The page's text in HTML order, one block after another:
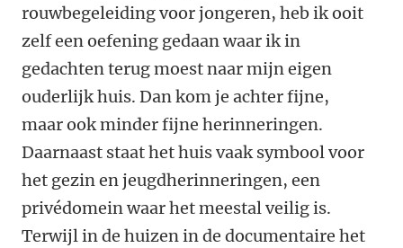
rouwbegeleiding voor jongeren, heb ik ooit
zelf een oefening gedaan waar ik in
gedachten terug moest naar mijn eigen
ouderlijk huis. Dan kom je achter fijne,
maar ook minder fijne herinneringen.
Daarnaast staat het huis vaak symbool voor
het gezin en jeugdherinneringen, een
privédomein waar het meestal veilig is.
Terwijl in de huizen in de documentaire het